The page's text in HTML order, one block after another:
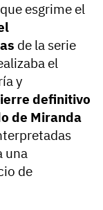
esgrime el
de la serie
el
y
definitivo
de Miranda
una
de